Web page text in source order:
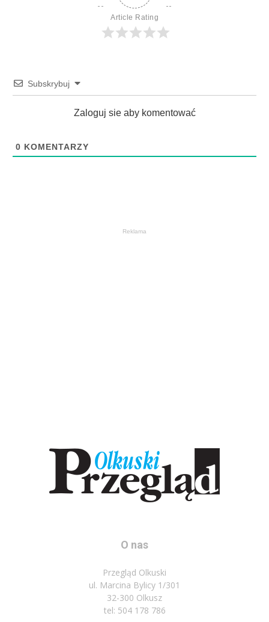
Article Rating
Subskrybuj
Zaloguj sie aby komentować
0 KOMENTARZY
Reklama
O nas
Przegląd Olkuski
ul. Marcina Bylicy 1/301
32-300 Olkusz
tel: 504 178 786